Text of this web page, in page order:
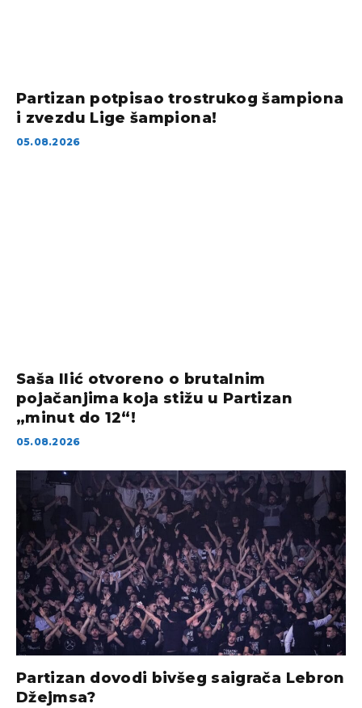
Partizan potpisao trostrukog šampiona
i zvezdu Lige šampiona!
05.08.2026
Saša Ilić otvoreno o brutalnim
pojačanjima koja stižu u Partizan
„minut do 12“!
05.08.2026
Partizan dovodi bivšeg saigrača Lebron
Džejmsa?